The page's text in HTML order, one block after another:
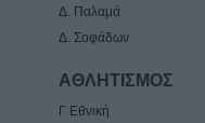
Δ. Παλαμά
Δ. Σοφάδων
ΑΘΛΗΤΙΣΜΟΣ
Γ Εθνική